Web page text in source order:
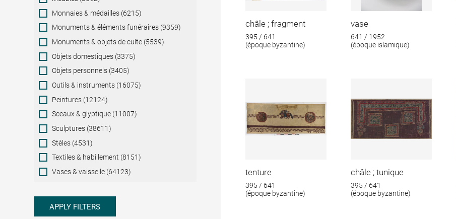
Monnaies & médailles (6215)
Monuments & éléments funéraires (9359)
Monuments & objets de culte (5539)
Objets domestiques (3375)
Objets personnels (3405)
Outils & instruments (16075)
Peintures (12124)
Sceaux & glyptique (11007)
Sculptures (38611)
Stèles (4531)
Textiles & habillement (8151)
Vases & vaisselle (64123)
APPLY FILTERS
châle ; fragment
395 / 641
(époque byzantine)
vase
641 / 1952
(époque islamique)
tenture
395 / 641
(époque byzantine)
châle ; tunique
395 / 641
(époque byzantine)